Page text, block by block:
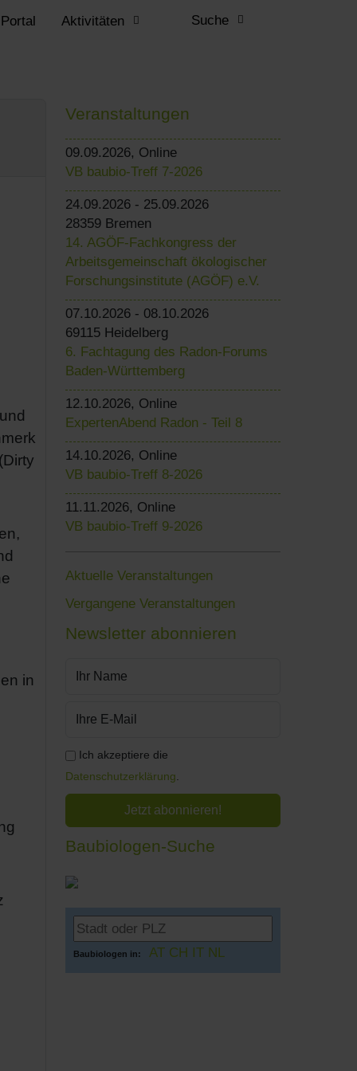
Aktivitäten Suche
in
Veranstaltungen
09.09.2026, Online
VB baubio-Treff 7-2026
24.09.2026 - 25.09.2026
28359 Bremen
14. AGÖF-Fachkongress der
Arbeitsgemeinschaft ökologischer
Forschungsinstitute (AGÖF) e.V.
07.10.2026 - 08.10.2026
69115 Heidelberg
6. Fachtagung des Radon-Forums
Baden-Württemberg
12.10.2026, Online
ExpertenAbend Radon - Teil 8
14.10.2026, Online
VB baubio-Treff 8-2026
11.11.2026, Online
VB baubio-Treff 9-2026
Aktuelle Veranstaltungen
Vergangene Veranstaltungen
Newsletter abonnieren
Ich akzeptiere die
Datenschutzerklärung
Baubiologen-Suche
Baubiologen in: AT CH IT NL